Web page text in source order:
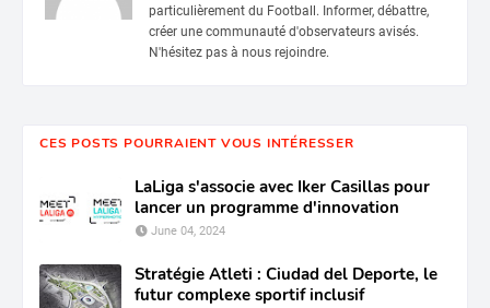
particulièrement du Football. Informer, débattre,
créer une communauté d'observateurs avisés.
N'hésitez pas à nous rejoindre.
CES POSTS POURRAIENT VOUS INTÉRESSER
LaLiga s'associe avec Iker Casillas pour
lancer un programme d'innovation
June 04, 2024
Stratégie Atleti : Ciudad del Deporte, le
futur complexe sportif inclusif